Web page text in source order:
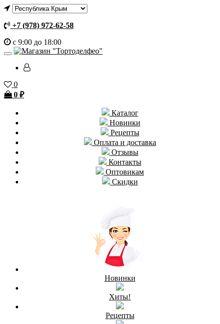
+7 (978) 972-62-58
с 9:00 до 18:00
0
0 ₽
Каталог
Новинки
Рецепты
Оплата и доставка
Отзывы
Контакты
Оптовикам
Скидки
Новинки
Хиты!
Рецепты